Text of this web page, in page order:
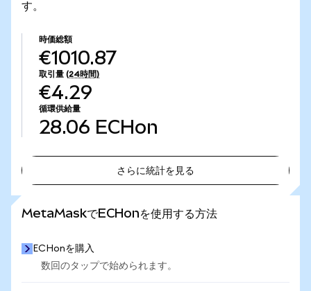
す。
時価総額
€1010.87
取引量 (24時間)
€4.29
循環供給量
28.06 ECHon
さらに統計を見る
MetaMaskでECHonを使用する方法
ECHonを購入
数回のタップで始められます。